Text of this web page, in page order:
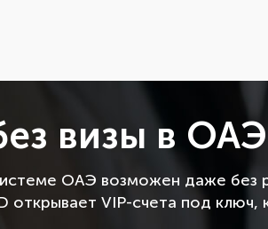
визы в ОАЭ
ОАЭ возможен даже без
открывает VIP-счета под